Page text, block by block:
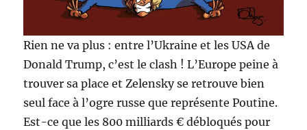
Rien ne va plus : entre l’Ukraine et les USA de
Donald Trump, c’est le clash ! L’Europe peine à
trouver sa place et Zelensky se retrouve bien
seul face à l’ogre russe que représente Poutine.
Est-ce que les 800 milliards € débloqués pour